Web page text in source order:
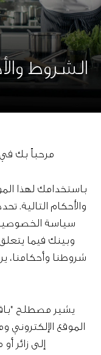
الشروط
مرحباً بك في
باستخدامك لهذا
والأحكام التالية.
سياسة الخصوصية
وبينك فيما
شروطنا وأحكامنا،
يشير مصطلح
الموقع
إلى زائر